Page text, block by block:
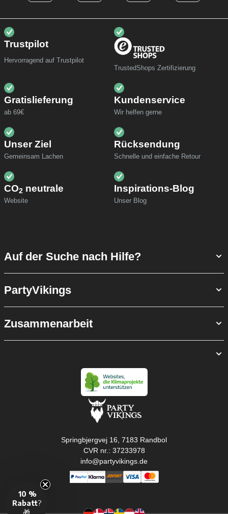
Trustpilot
Hervorragend auf Trustpilot
TrustedShops Zertifizierung
Gratislieferung
ab 69€
Kundenservice
Wir helfen gerne
Unser Ziel
Gemeinsam Lachen
Rücksendung
Schnelle und einfache Retour
CO2 neutrale
Website
Inspirations-Blog
Unser Blog
Auf der Suche nach Hilfe?
PartyVikings
Zusammenarbeit
Springbjergvej 16, 7183 Randbol
CVR nr.: 37233978
info@partyvikings.de
10 %
Rabatt?
🎁